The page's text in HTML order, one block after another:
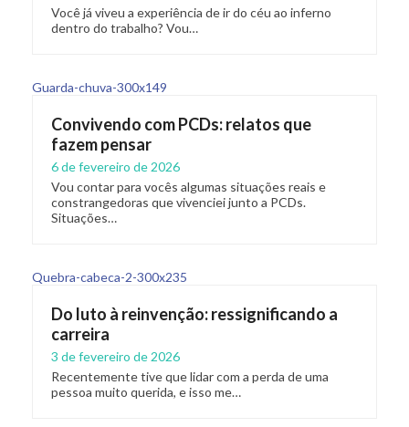
Você já viveu a experiência de ir do céu ao inferno
dentro do trabalho? Vou…
Convivendo com PCDs: relatos que
fazem pensar
6 de fevereiro de 2026
Vou contar para vocês algumas situações reais e
constrangedoras que vivenciei junto a PCDs.
Situações…
Do luto à reinvenção: ressignificando a
carreira
3 de fevereiro de 2026
Recentemente tive que lidar com a perda de uma
pessoa muito querida, e isso me…